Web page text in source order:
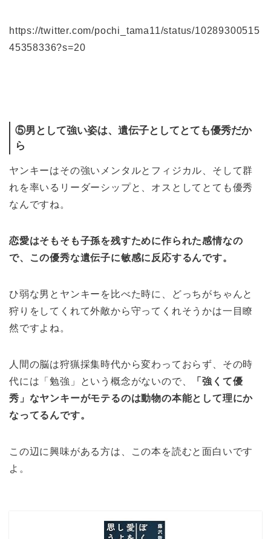
https://twitter.com/pochi_tama11/status/10289300515
45358336?s=20
⑤男として強い姿は、遺伝子としてとても優秀だか
ら
ヤンキーはその強いメンタルとフィジカル、そして群
れを率いるリーダーシップと、オスとしてとても優秀
なんですね。
恋愛はそもそも子孫を残すために作られた感情なの
で、この優秀な遺伝子に敏感に反応するんです。
ひ弱な男とヤンキーを比べた時に、どっちがちゃんと
狩りをしてくれて外敵から守ってくれそうかは一目瞭
然ですよね。
人間の脳は狩猟採集時代から変わっておらず、その時
代には「勉強」という概念がないので、
「強くて優
秀」なヤンキーがモテるのは動物の本能として理にか
なってるんです。
この辺に興味がある方は、この本を読むと面白いです
よ。